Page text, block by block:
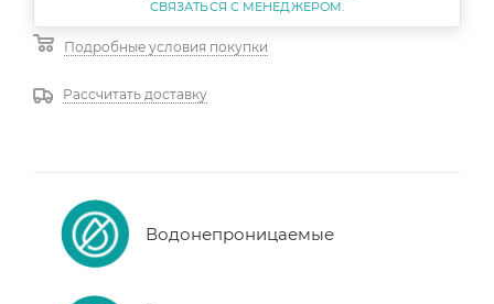
Подробные условия покупки
Рассчитать доставку
Водонепроницаемые